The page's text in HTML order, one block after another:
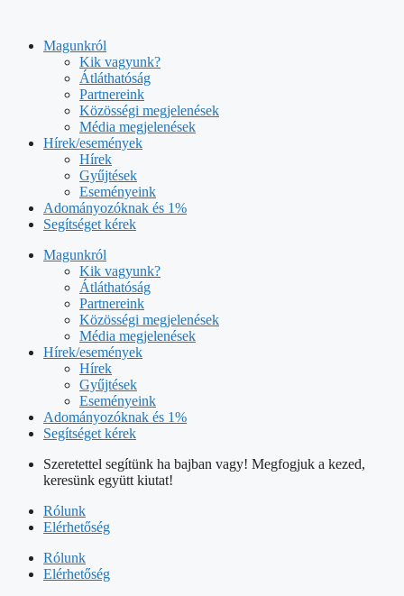
tartalombaMagunkról
Kik vagyunk?
Átláthatóság
Partnereink
Közösségi megjelenések
Média megjelenések
Hírek/események
Hírek
Gyűjtések
Eseményeink
Adományozóknak és 1%
Segítséget kérek
Magunkról
Kik vagyunk?
Átláthatóság
Partnereink
Közösségi megjelenések
Média megjelenések
Hírek/események
Hírek
Gyűjtések
Eseményeink
Adományozóknak és 1%
Segítséget kérek
Szeretettel segítünk ha bajban vagy! Megfogjuk a kezed,
keresünk együtt kiutat!
Rólunk
Elérhetőség
Rólunk
Elérhetőség